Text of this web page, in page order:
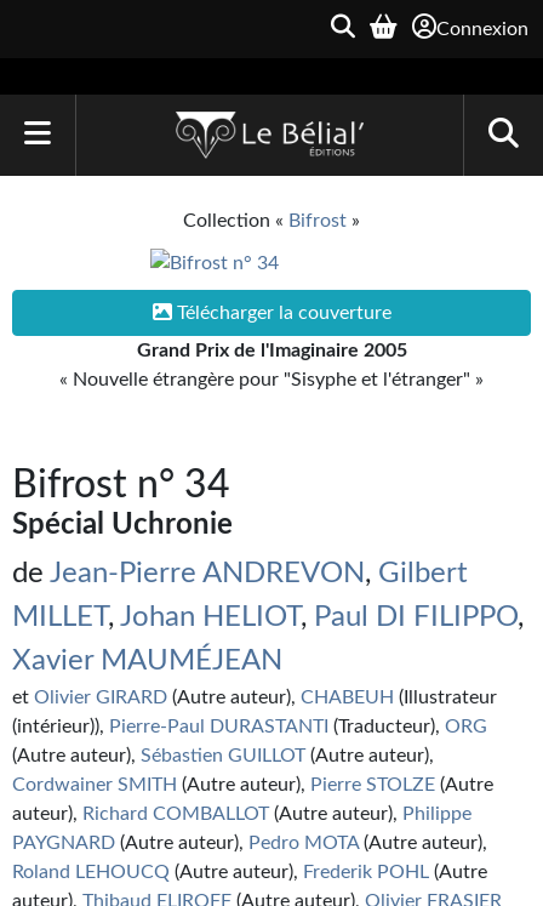
Connexion
Une Heure-Lumière
Quarante-Deux
Kvasar
Pulps
Wotan
Étoiles vives
Yellow Submarine
NUMÉRIQUE
Romans et recueils
Collection « Bifrost »
Télécharger la couverture
Grand Prix de l'Imaginaire 2005
« Nouvelle étrangère pour "Sisyphe et l'étranger" »
Bifrost n° 34
Spécial Uchronie
de Jean-Pierre ANDREVON, Gilbert
MILLET, Johan HELIOT, Paul DI FILIPPO,
Xavier MAUMÉJEAN
et Olivier GIRARD (Autre auteur), CHABEUH (Illustrateur
(intérieur)), Pierre-Paul DURASTANTI (Traducteur), ORG
(Autre auteur), Sébastien GUILLOT(Autre auteur),
Cordwainer SMITH (Autre auteur), Pierre STOLZE (Autre
auteur), Richard COMBALLOT(Autre auteur), Philippe
PAYGNARD (Autre auteur), Pedro MOTA(Autre auteur),
Roland LEHOUCQ (Autre auteur), Frederik POHL (Autre
auteur), Thibaud ELIROFF (Autre auteur), Olivier FRASIER